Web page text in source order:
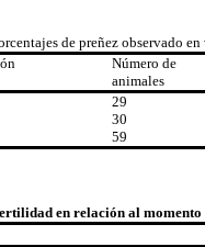
de preñez observado
Número de
animales
29
30
59
en relación al momento